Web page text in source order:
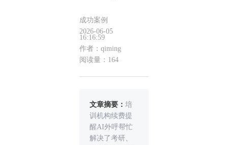
成功案例
2026-06-05
16:16:59
作者：qiming
阅读量：164
文章摘要：培
训机构续费提
醒AI外呼帮忙
解决了考研、